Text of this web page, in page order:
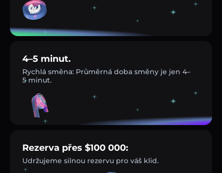
4–5 minut.
Rychlá směna: Průměrná doba směny je jen 4–
5 minut.
Rezerva přes $100 000:
Udržujeme silnou rezervu pro váš klid.